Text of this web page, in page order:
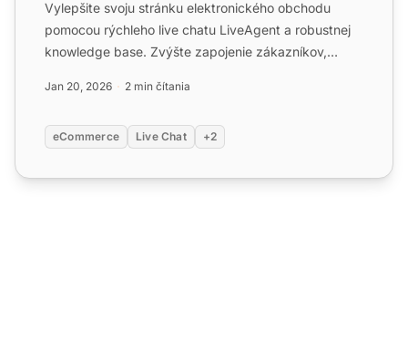
Vylepšite svoju stránku elektronického obchodu
pomocou rýchleho live chatu LiveAgent a robustnej
knowledge base. Zvýšte zapojenie zákazníkov,
Jan 20, 2026 2 min čítania
eCommerce Live Chat +2